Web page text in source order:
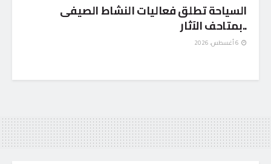
السياحة تطلق فعاليات النشاط الصيفى
..بمتاحف الآثار